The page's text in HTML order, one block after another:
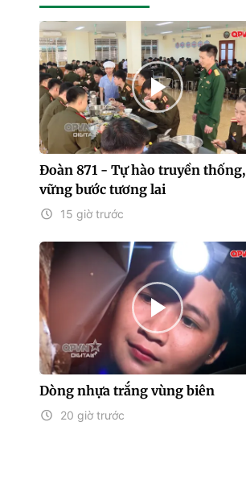
Đoàn 871 - Tự hào truyền thống,
vững bước tương lai
15 giờ trước
Dòng nhựa trắng vùng biên
20 giờ trước